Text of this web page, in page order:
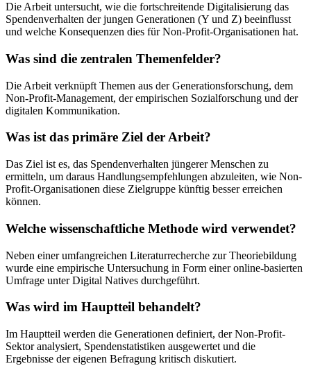
Die Arbeit untersucht, wie die fortschreitende Digitalisierung das
Spendenverhalten der jungen Generationen (Y und Z) beeinflusst
und welche Konsequenzen dies für Non-Profit-Organisationen hat.
Was sind die zentralen Themenfelder?
Die Arbeit verknüpft Themen aus der Generationsforschung, dem
Non-Profit-Management, der empirischen Sozialforschung und der
digitalen Kommunikation.
Was ist das primäre Ziel der Arbeit?
Das Ziel ist es, das Spendenverhalten jüngerer Menschen zu
ermitteln, um daraus Handlungsempfehlungen abzuleiten, wie Non-
Profit-Organisationen diese Zielgruppe künftig besser erreichen
können.
Welche wissenschaftliche Methode wird verwendet?
Neben einer umfangreichen Literaturrecherche zur Theoriebildung
wurde eine empirische Untersuchung in Form einer online-basierten
Umfrage unter Digital Natives durchgeführt.
Was wird im Hauptteil behandelt?
Im Hauptteil werden die Generationen definiert, der Non-Profit-
Sektor analysiert, Spendenstatistiken ausgewertet und die
Ergebnisse der eigenen Befragung kritisch diskutiert.